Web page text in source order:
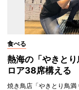
食べる
熱海の「やきと
ロア38席構える
焼き鳥店「やきとり鳥